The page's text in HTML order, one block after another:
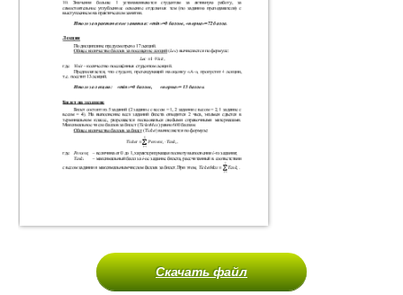
Скачать файл